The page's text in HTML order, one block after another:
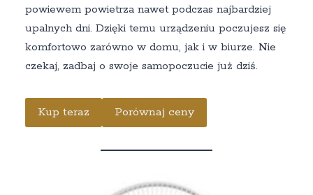
powiewem powietrza nawet podczas najbardziej
upalnych dni. Dzięki temu urządzeniu poczujesz się
komfortowo zarówno w domu, jak i w biurze. Nie
czekaj, zadbaj o swoje samopoczucie już dziś.
Kup teraz Porównaj ceny